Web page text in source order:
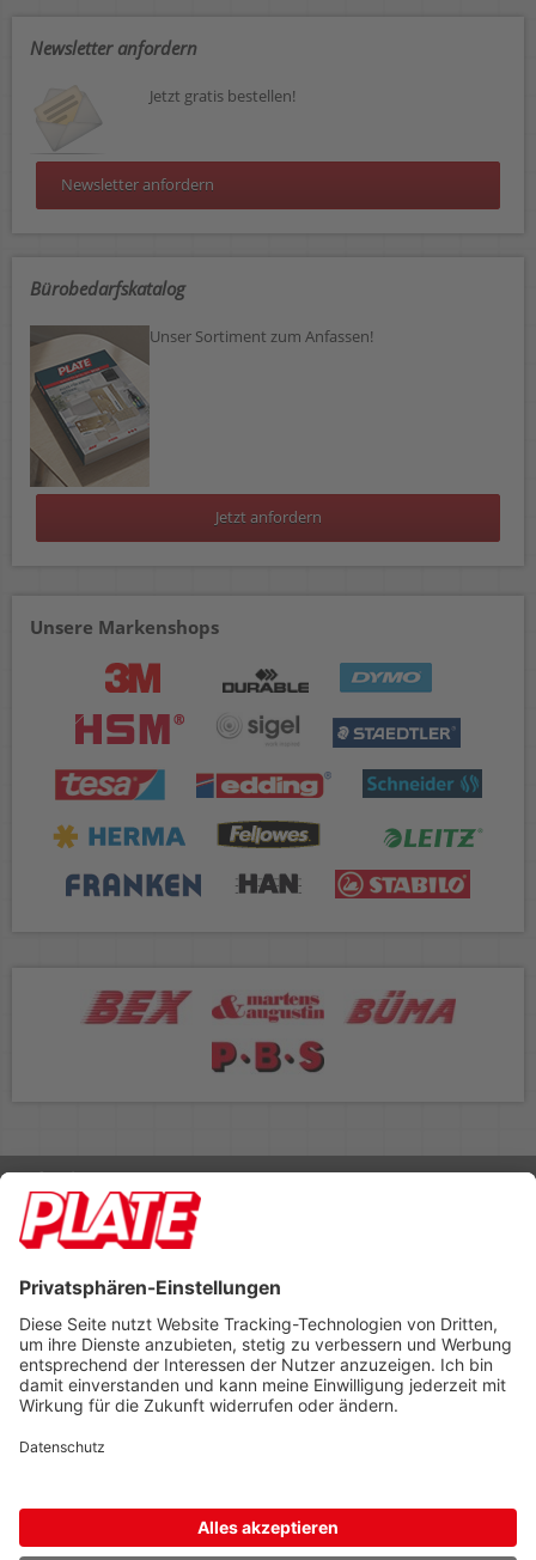
Newsletter anfordern
Jetzt gratis bestellen!
Newsletter anfordern
Bürobedarfskatalog
Unser Sortiment zum Anfassen!
Jetzt anfordern
Unsere Markenshops
Rufen Sie uns an 04298 401-0
Lieferbedingungen Impressum
Footer anzeigen
PLATE Büromaterial Vertriebs GmbH
Hilligenwarf 5